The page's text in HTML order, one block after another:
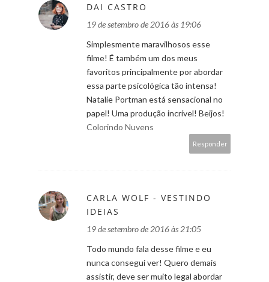
DAI CASTRO
19 de setembro de 2016 às 19:06
Simplesmente maravilhosos esse
filme! É também um dos meus
favoritos principalmente por abordar
essa parte psicológica tão intensa!
Natalie Portman está sensacional no
papel! Uma produção incrível! Beijos!
Colorindo Nuvens
Responder
CARLA WOLF - VESTINDO
IDEIAS
19 de setembro de 2016 às 21:05
Todo mundo fala desse filme e eu
nunca consegui ver! Quero demais
assistir, deve ser muito legal abordar